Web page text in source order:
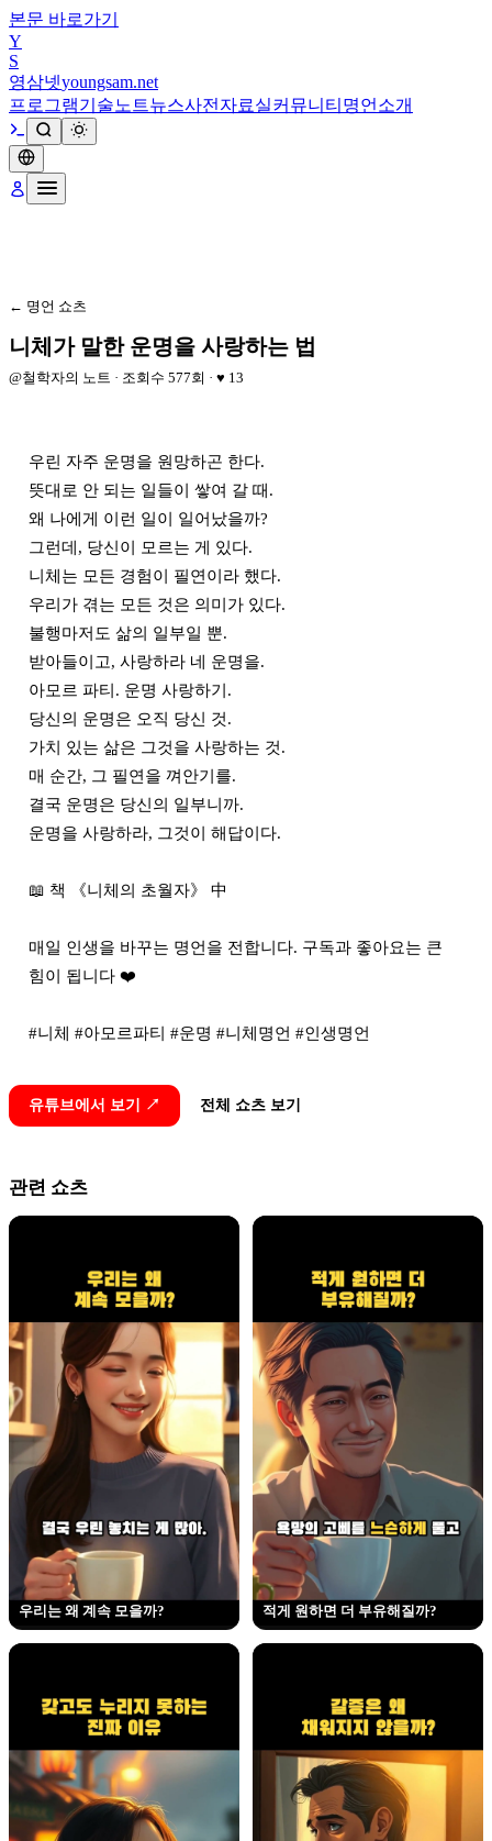
본문 바로가기
Y
S
영삼넷youngsam.net
프로그램기술노트뉴스사전 자료실커뮤니티 명언 소개
← 명언 쇼츠
니체가 말한 운명을 사랑하는 법
@철학자의 노트 · 조회수 577회 · ♥ 13
우린 자주 운명을 원망하곤 한다.
뜻대로 안 되는 일들이 쌓여 갈 때.
왜 나에게 이런 일이 일어났을까?
그런데, 당신이 모르는 게 있다.
니체는 모든 경험이 필연이라 했다.
우리가 겪는 모든 것은 의미가 있다.
불행마저도 삶의 일부일 뿐.
받아들이고, 사랑하라 네 운명을.
아모르 파티. 운명 사랑하기.
당신의 운명은 오직 당신 것.
가치 있는 삶은 그것을 사랑하는 것.
매 순간, 그 필연을 껴안기를.
결국 운명은 당신의 일부니까.
운명을 사랑하라, 그것이 해답이다.
📖 책 《니체의 초월자》 中
매일 인생을 바꾸는 명언을 전합니다. 구독과 좋아요는 큰
힘이 됩니다 ❤️
#니체 #아모르파티 #운명 #니체명언 #인생명언
유튜브에서 보기 ↗ 전체 쇼츠 보기
관련 쇼츠
우리는 왜 계속 모을까? 적게 원하면 더 부유해질까?